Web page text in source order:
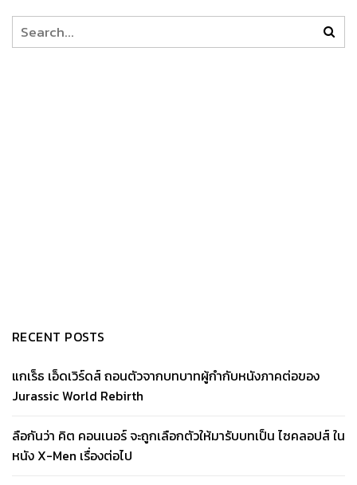
RECENT POSTS
แกเร็ธ เอ็ดเวิร์ดส์ ถอนตัวจากบทบาทผู้กำกับหนังภาคต่อของ
Jurassic World Rebirth
ลือกันว่า คิต คอนเนอร์ จะถูกเลือกตัวให้มารับบทเป็น ไซคลอปส์ ใน
หนัง X-Men เรื่องต่อไป